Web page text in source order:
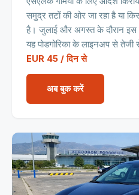
समुद्र तटों की ओर जा रहा है या
है। जुलाई और अगस्त के दौरान इस
यह पोडगोरिका के लाइनअप से तेजी
EUR 45 / दिन से
अब बुक करें